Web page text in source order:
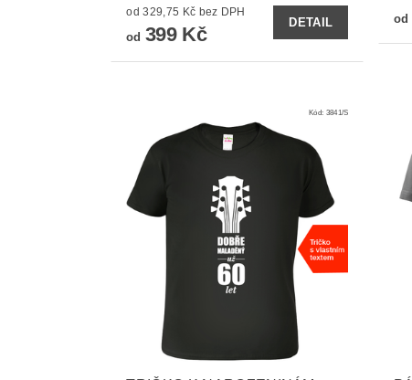
od 329,75 Kč bez DPH
od 399 Kč
DETAIL od
Kód: 3841/S